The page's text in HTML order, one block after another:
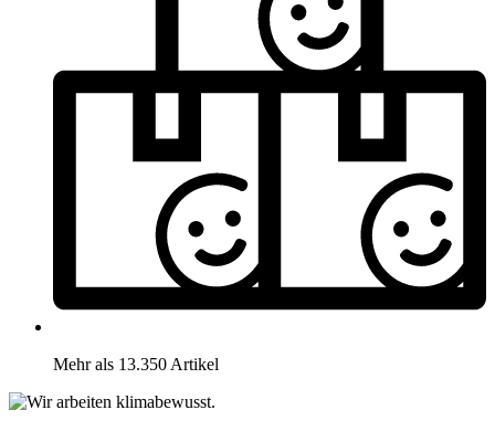
Mehr als 13.350 Artikel